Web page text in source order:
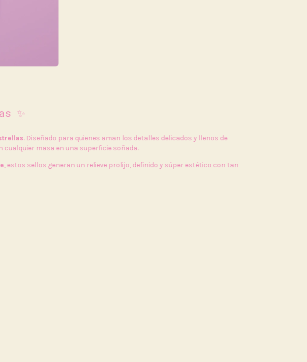
✨
. Diseñado para quienes aman los detalles delicados y llenos de
cualquier masa en una superficie soñada.
, estos sellos generan un relieve prolijo, definido y súper estético con tan